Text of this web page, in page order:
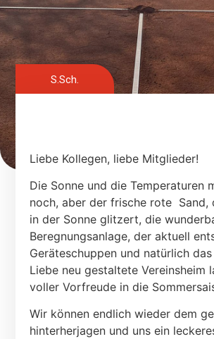
S.Sch.
Liebe Kollegen, liebe Mitglieder!
Die Sonne und die Temperaturen
noch, aber der frische rote Sand,
in der Sonne glitzert, die
Beregnungsanlage, der aktuell
Geräteschuppen und natürlich
Liebe neu gestaltete Vereinsheim
voller Vorfreude in die
Wir können endlich wieder dem
hinterherjagen und uns ein